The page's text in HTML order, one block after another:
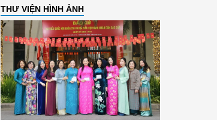
THƯ VIỆN HÌNH ẢNH